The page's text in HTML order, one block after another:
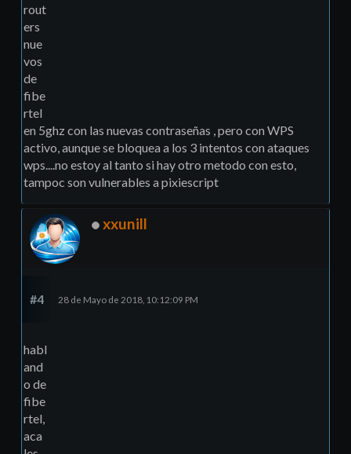
rout
ers
nue
vos
de
fibe
rtel
en 5ghz con las nuevas contraseñas , pero con WPS
activo, aunque se bloquea a los 3 intentos con ataques
wps....no estoy al tanto si hay otro metodo con esto,
tampoc son vulnerables a pixiescript
xxunill
#4 28 de Mayo de 2018, 10:12:09 PM
habl
and
o de
fibe
rtel,
aca